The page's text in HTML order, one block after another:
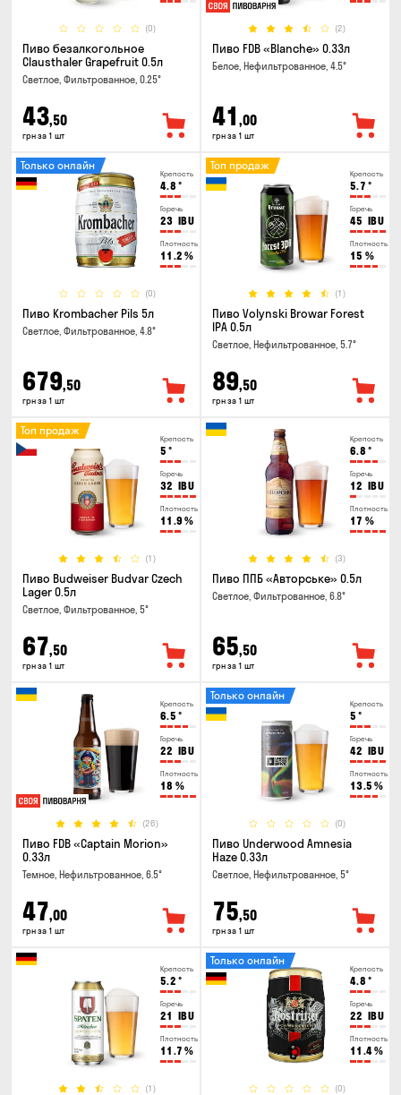
(0)
Пиво безалкогольное
Clausthaler Grapefruit 0.5л
Светлое, Фильтрованное, 0.25°
43,50
грн за 1 шт
(2)
Пиво FDB «Blanche» 0.33л
Белое, Нефильтрованное, 4.5°
41 ,00
грн за 1 шт
Крепость
4.8 °
Горечь
23 IBU
Плотность
11.2 %
(0)
Только онлайн
Пиво Krombacher Pils 5л
Светлое, Фильтрованное, 4.8°
679,50
грн за 1 шт
Крепость
5.7 °
Горечь
45 IBU
Плотность
15 %
(1)
Топ продаж
Пиво Volynski Browar Forest
IPA 0.5л
Светлое, Нефильтрованное, 5.7°
89,50
грн за 1 шт
Крепость
5 °
Горечь
32 IBU
Плотность
11.9 %
(1)
Топ продаж
Пиво Budweiser Budvar Czech
Lager 0.5л
Светлое, Фильтрованное, 5°
67,50
грн за 1 шт
Крепость
6.8 °
Горечь
12 IBU
Плотность
17 %
(3)
Пиво ППБ «Авторське» 0.5л
Светлое, Фильтрованное, 6.8°
65,50
грн за 1 шт
Крепость
6.5 °
Горечь
22 IBU
Плотность
18 %
(26)
Пиво FDB «Captain Morion»
0.33л
Темное, Нефильтрованное, 6.5°
47,00
грн за 1 шт
Крепость
5 °
Горечь
42 IBU
Плотность
13.5 %
(0)
Только онлайн
Пиво Underwood Amnesia
Haze 0.33л
Светлое, Нефильтрованное, 5°
75,50
грн за 1 шт
Крепость
5.2 °
Горечь
21 IBU
Плотность
11.7 %
(1)
Крепость
4.8 °
Горечь
22 IBU
Плотность
11.4%
(0)
Только онлайн